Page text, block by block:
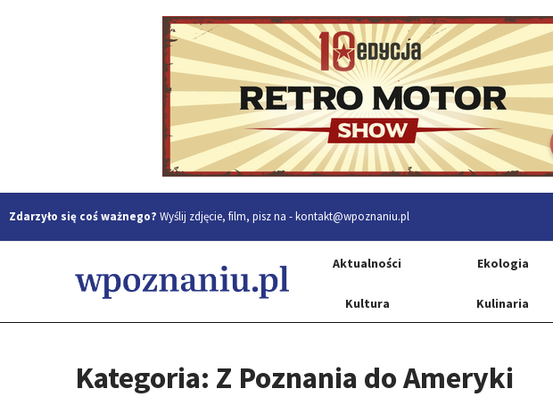
Zdarzyło się coś ważnego? Wyślij zdjęcie, film, pisz na -kontakt@wpoznaniu.pl
Aktualności Ekologia
Kultura Kulinaria
Kategoria: Z Poznania do Ameryki